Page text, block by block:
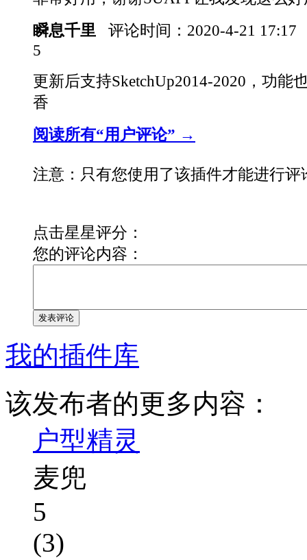
瞬息千里
评论时间： 2020-4-21 17:17
5
更新后支持SketchUp2014-2020，功能
香
阅读所有“用户评论” →
注意：只有您使用了该插件才能进行评
点击星星评分：
您的评论内容：
发表评论
我的插件库
该发布者的更多内容：
户型精灵
麦兜
5
(3)